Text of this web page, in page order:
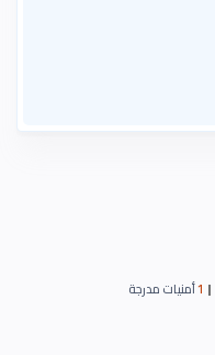
1أمنيات مدرجة